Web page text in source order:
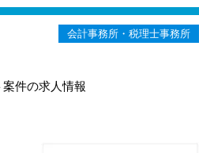
ようフォロー体制はバッチリです。
プできます♪】
長にあわせてステップアップしていきま
ルアップしていきましょう。実際の数字
に成長中です。
営を幅広くサポートしています。
が毎年400件以上増加！
、補助金のサポートなどお手伝いできる
社労士診断認証制度」を取得しました。
会計事務所・税理士事務所
件の求人情報